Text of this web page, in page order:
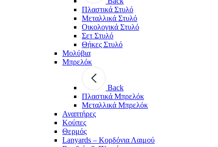
Πλαστικά Στυλό
Μεταλλικά Στυλό
Οικολογικά Στυλό
Σετ Στυλό
Θήκες Στυλό
Μολύβια
Μπρελόκ
Back
Πλαστικά Μπρελόκ
Μεταλλικά Μπρελόκ
Αναπτήρες
Κούπες
Θερμός
Lanyards – Kορδόνια Λαιμού